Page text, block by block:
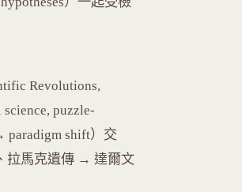
Revolutions,
puzzle-
paradigm shift）交
拉馬克遺傳 → 達爾文